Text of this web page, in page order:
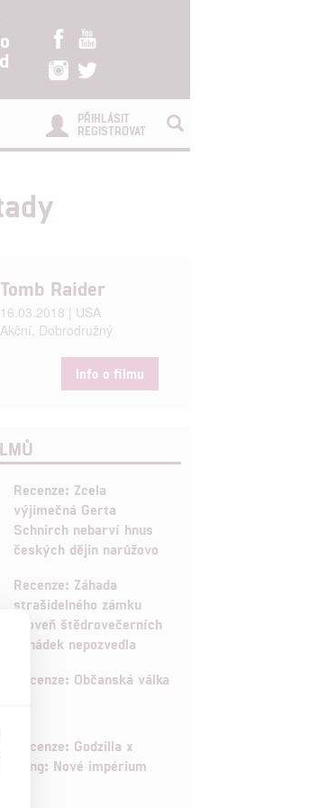
PŘIHLÁSIT
REGISTROVAT
Tomb Raider
16.03.2018 | USA
Akční, Dobrodružný
Info o filmu
Recenze: Zcela
výjimečná Gerta
Schnirch nebarví hnus
českých dějin narůžovo
Recenze: Záhada
strašidelného zámku
úroveň štědrovečerních
pohádek nepozvedla
Recenze: Občanská válka
Recenze: Godzilla x
Kong: Nové impérium